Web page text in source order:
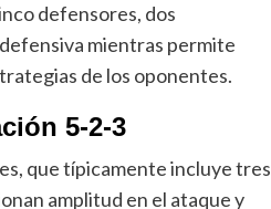
defensores, dos
mientras permite
de los oponentes.
5-2-3
que típicamente incluye tres
amplitud en el ataque y